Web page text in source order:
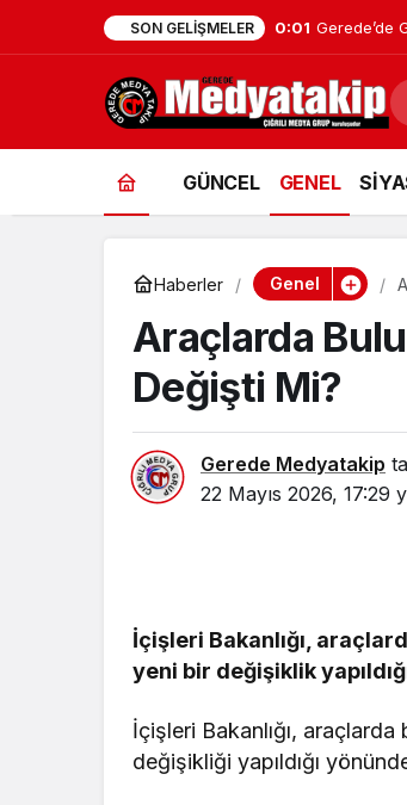
SON GELIŞMELER 0:01 Gerede’de
GÜNCEL GENEL
Haberler Genel
Araçlarda
Değişti Mi?
Gerede Medyatakip
22 Mayıs 2026, 17:29
İçişleri Bakanlığı,
yeni bir değişiklik
İçişleri Bakanlığı,
değişikliği yapıldığı